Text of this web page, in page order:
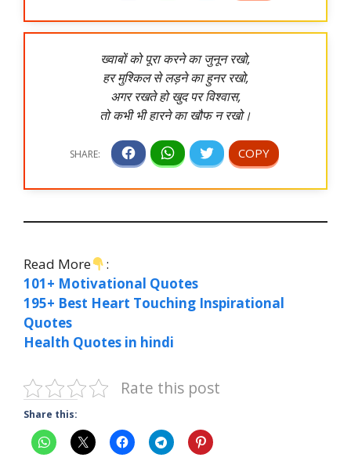
ख्वाबों को पूरा करने का जुनून रखो,
हर मुश्किल से लड़ने का हुनर रखो,
अगर रखते हो खुद पर विश्वास,
तो कभी भी हारने का खौफ न रखो।
Read More
:
101+ Motivational Quotes
195+ Best Heart Touching Inspirational
Quotes
Health Quotes in hindi
Rate this post
Share this: